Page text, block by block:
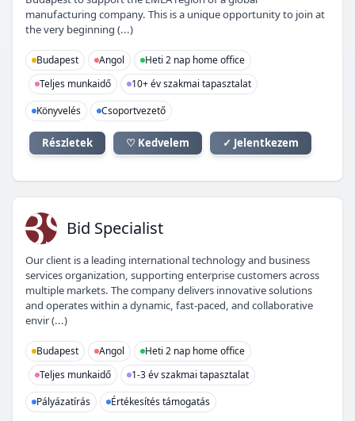
manufacturing company. This is a unique opportunity to join at
the very beginning (...)
Budapest Angol
Heti 2 nap home office
Teljes munkaidő
10+ év szakmai tapasztalat
Könyvelés
Csoportvezető
Részletek ♡ Kedvelem ✓ Jelentkezem
BS Bid Specialist
Our client is a leading international technology and business
services organization, supporting enterprise customers across
multiple markets. The company delivers innovative solutions
and operates within a dynamic, fast-paced, and collaborative
envir (...)
Budapest Angol
Heti 2 nap home office
Teljes munkaidő
1-3 év szakmai tapasztalat
Pályázatírás
Értékesítés támogatás